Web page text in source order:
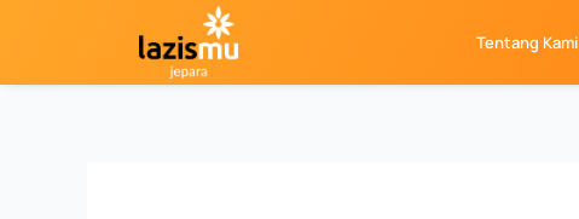
Tentang Kami